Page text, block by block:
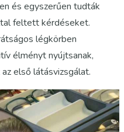
és egyszerűen tudták
feltett kérdéseket.
légkörben
élményt nyújtsanak,
első látásvizsgálat.